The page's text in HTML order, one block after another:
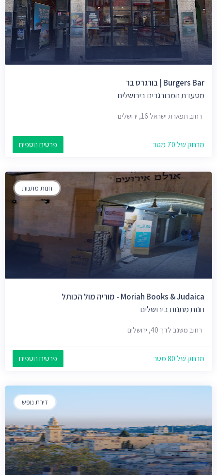
Burgers Bar | בורגרס בר
מסעדת המבורגרים בירושלים
רחוב תפארת ישראל 16, ירושלים
מרחק של 70 מטר פרטים נוספים
חנות מתנות
Moriah Books & Judaica - מוריה מול הכותל
חנות מתנות בירושלים
רחוב משגב לדך 40, ירושלים
מרחק של 80 מטר פרטים נוספים
דירת נופש